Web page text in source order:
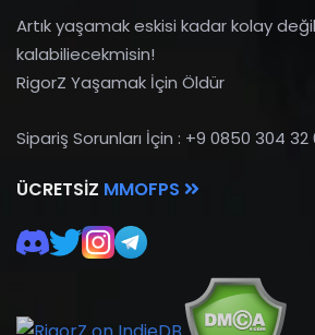
Artık yaşamak eskisi kadar kolay
kalabiliecekmisin!
RigorZ Yaşamak İçin Öldür
Sipariş Sorunları İçin : +9 0850 304 32
ÜCRETSIZ MMOFPS